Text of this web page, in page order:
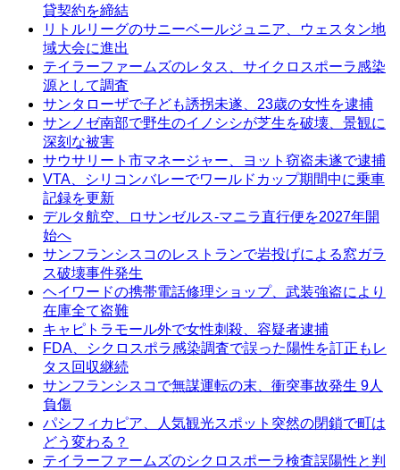
貸契約を締結
リトルリーグのサニーベールジュニア、ウェスタン地
域大会に進出
テイラーファームズのレタス、サイクロスポーラ感染
源として調査
サンタローザで子ども誘拐未遂、23歳の女性を逮捕
サンノゼ南部で野生のイノシシが芝生を破壊、景観に
深刻な被害
サウサリート市マネージャー、ヨット窃盗未遂で逮捕
VTA、シリコンバレーでワールドカップ期間中に乗車
記録を更新
デルタ航空、ロサンゼルス-マニラ直行便を2027年開
始へ
サンフランシスコのレストランで岩投げによる窓ガラ
ス破壊事件発生
ヘイワードの携帯電話修理ショップ、武装強盗により
在庫全て盗難
キャピトラモール外で女性刺殺、容疑者逮捕
FDA、シクロスポラ感染調査で誤った陽性を訂正もレ
タス回収継続
サンフランシスコで無謀運転の末、衝突事故発生 9人
負傷
パシフィカピア、人気観光スポット突然の閉鎖で町は
どう変わる？
テイラーファームズのシクロスポーラ検査誤陽性と判